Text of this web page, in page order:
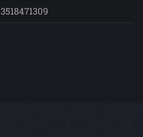
3518471309